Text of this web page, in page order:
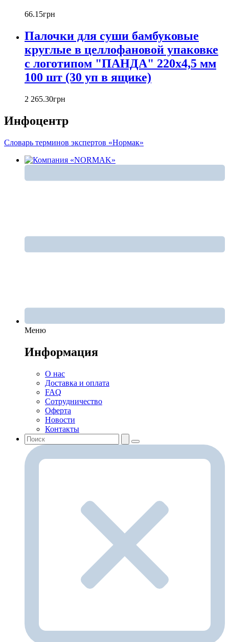
66.15грн
Палочки для суши бамбуковые
круглые в целлофановой упаковке
с логотипом "ПАНДА" 220х4,5 мм
100 шт (30 уп в ящике)
2 265.30грн
Инфоцентр
Словарь терминов экспертов «Нормак»
Меню
Информация
О нас
Доставка и оплата
FAQ
Сотрудничество
Оферта
Новости
Контакты